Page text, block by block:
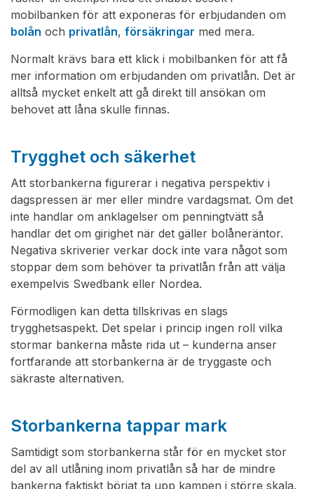
mobilbanken för att exponeras för erbjudanden om
bolån och privatlån, försäkringar med mera.
Normalt krävs bara ett klick i mobilbanken för att få
mer information om erbjudanden om privatlån. Det är
alltså mycket enkelt att gå direkt till ansökan om
behovet att låna skulle finnas.
Trygghet och säkerhet
Att storbankerna figurerar i negativa perspektiv i
dagspressen är mer eller mindre vardagsmat. Om det
inte handlar om anklagelser om penningtvätt så
handlar det om girighet när det gäller bolåneräntor.
Negativa skriverier verkar dock inte vara något som
stoppar dem som behöver ta privatlån från att välja
exempelvis Swedbank eller Nordea.
Förmodligen kan detta tillskrivas en slags
trygghetsaspekt. Det spelar i princip ingen roll vilka
stormar bankerna måste rida ut – kunderna anser
fortfarande att storbankerna är de tryggaste och
säkraste alternativen.
Storbankerna tappar mark
Samtidigt som storbankerna står för en mycket stor
del av all utlåning inom privatlån så har de mindre
bankerna faktiskt börjat ta upp kampen i större skala.